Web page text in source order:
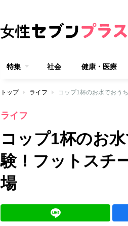
特集 社会 健康・医療
トップ ライフ コップ1杯のお水でおう
ライフ
コップ1杯のお
験！フットスチ
場